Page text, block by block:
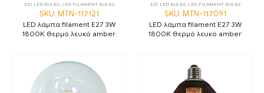
E27, LED BULBS, LED FILAMENT BULBS
SKU: MTN-117121
LED λάμπα filament E27 3W
1800K θερμό λευκό amber
E27, LED BULBS, LED FILAMENT BULBS
SKU: MTN-117091
LED λάμπα filament E27 3W
1800K θερμό λευκό amber